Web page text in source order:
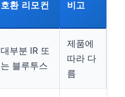
호환 리모컨 비고
대부분 IR 또
는 블루투스
제품에
따라 다
름